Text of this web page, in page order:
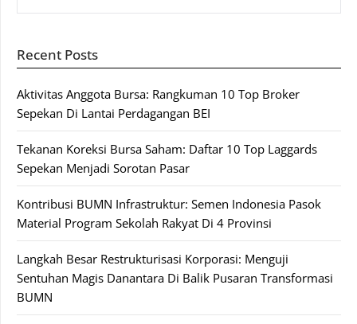
Recent Posts
Aktivitas Anggota Bursa: Rangkuman 10 Top Broker
Sepekan Di Lantai Perdagangan BEI
Tekanan Koreksi Bursa Saham: Daftar 10 Top Laggards
Sepekan Menjadi Sorotan Pasar
Kontribusi BUMN Infrastruktur: Semen Indonesia Pasok
Material Program Sekolah Rakyat Di 4 Provinsi
Langkah Besar Restrukturisasi Korporasi: Menguji
Sentuhan Magis Danantara Di Balik Pusaran Transformasi
BUMN